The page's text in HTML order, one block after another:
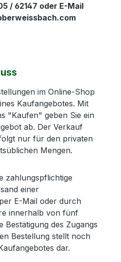
/ 62147 oder E-Mail
im Online-Shop
Kaufangebotes. Mit
"Kaufen" geben Sie ein
ab. Der Verkauf
nur für den privaten
Mengen.
zahlungspflichtige
einer
E-Mail oder durch
innerhalb von fünf
Bestätigung des Zugangs
Bestellung stellt noch
dar.